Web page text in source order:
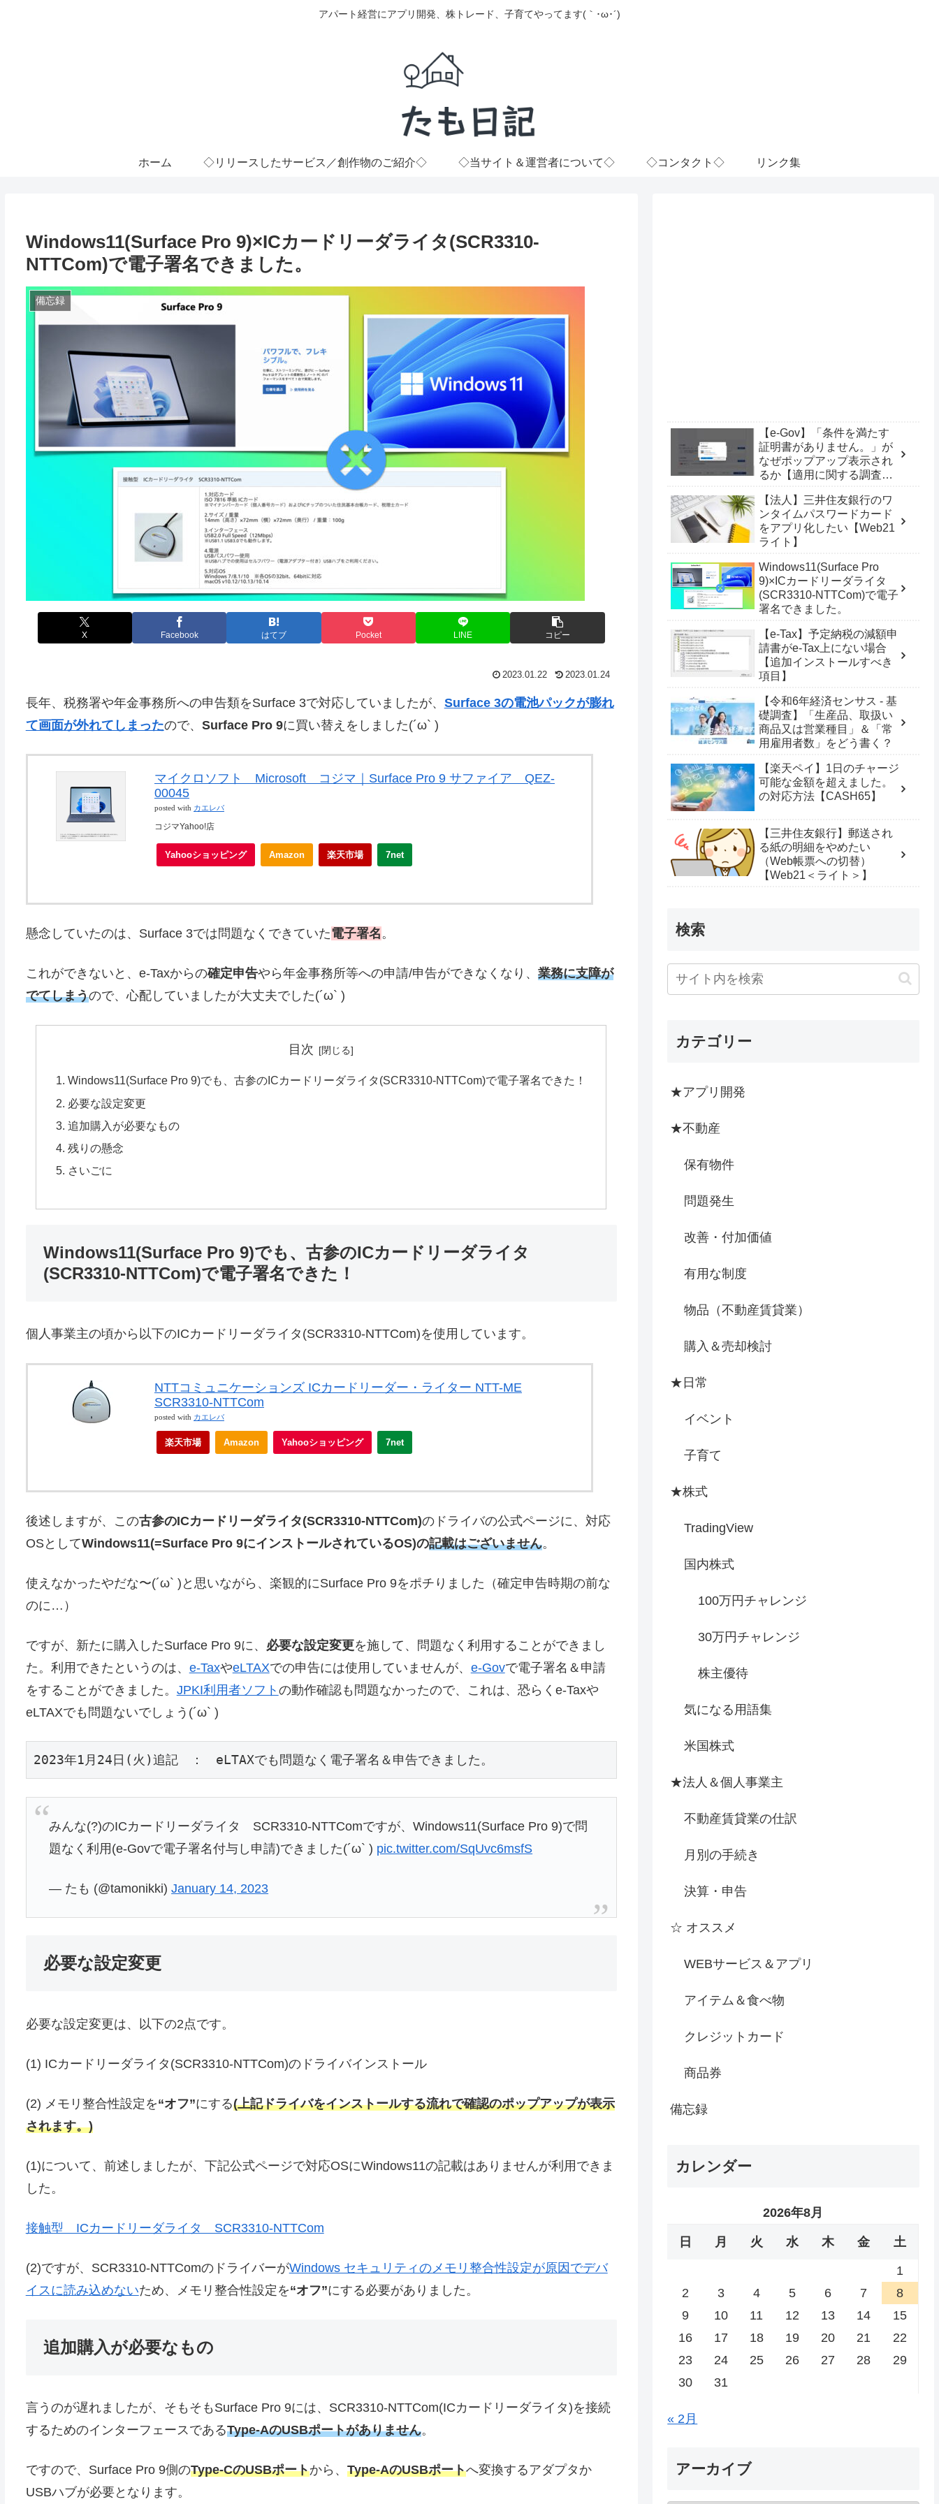
アパート経営にアプリ開発、株トレード、子育てやってます(｀･ω･´)
ホーム ◇リリースしたサービス／創作物のご紹介◇ ◇当サイト＆運営者について◇ ◇コンタクト◇ リンク集
Windows11(Surface Pro 9)×ICカードリーダライタ(SCR3310-
NTTCom)で電子署名できました。
備忘録
X Facebook はてブ Pocket LINE コピー
2023.01.22 2023.01.24
長年、税務署や年金事務所への申告類をSurface 3で対応していましたが、 Surface 3の電池パックが膨れ
て画面が外れてしまったので、 Surface Pro 9に買い替えをしました(´ω` )
マイクロソフト Microsoft コジマ｜Surface Pro 9 サファイア QEZ-
00045
posted with カエレバ
コジマYahoo!店
Yahooショッピング Amazon 楽天市場 7net
懸念していたのは、Surface 3では問題なくできていた電子署名。
これができないと、e-Taxからの確定申告やら年金事務所等への申請/申告ができなくなり、 業務に支障が
でてしまうので、心配していましたが大丈夫でした(´ω` )
目次
Windows11(Surface Pro 9)でも、古参のICカードリーダライタ(SCR3310-NTTCom)で電子署名できた！
必要な設定変更
追加購入が必要なもの
残りの懸念
さいごに
Windows11(Surface Pro 9)でも、古参のICカードリーダライタ
(SCR3310-NTTCom)で電子署名できた！
個人事業主の頃から以下のICカードリーダライタ(SCR3310-NTTCom)を使用しています。
NTTコミュニケーションズ ICカードリーダー・ライター NTT-ME
SCR3310-NTTCom
posted with カエレバ
楽天市場 Amazon Yahooショッピング 7net
後述しますが、この古参のICカードリーダライタ(SCR3310-NTTCom)のドライバの公式ページに、対応
OSとしてWindows11(=Surface Pro 9にインストールされているOS)の記載はございません。
使えなかったやだな〜(´ω` )と思いながら、楽観的にSurface Pro 9をポチりました（確定申告時期の前な
のに…）
ですが、新たに購入したSurface Pro 9に、 必要な設定変更を施して、問題なく利用することができまし
た。利用できたというのは、 e-TaxやeLTAXでの申告には使用していませんが、 e-Govで電子署名＆申請
をすることができました。 JPKI利用者ソフト の動作確認も問題なかったので、これは、恐らくe-Taxや
eLTAXでも問題ないでしょう(´ω` )
2023年1月24日(火)追記　：　eLTAXでも問題なく電子署名＆申告できました。
みんな(?)のICカードリーダライタ SCR3310-NTTComですが、Windows11(Surface Pro 9)で問
題なく利用(e-Govで電子署名付与し申請)できました(´ω` ) pic.twitter.com/SqUvc6msfS
— たも (@tamonikki)January 14, 2023
必要な設定変更
必要な設定変更は、以下の2点です。
(1) ICカードリーダライタ(SCR3310-NTTCom)のドライバインストール
(2) メモリ整合性設定を“オフ”にする(上記ドライバをインストールする流れで確認のポップアップが表示
されます。)
(1)について、前述しましたが、下記公式ページで対応OSにWindows11の記載はありませんが利用できま
した。
接触型 ICカードリーダライタ SCR3310-NTTCom
(2)ですが、SCR3310-NTTComのドライバーがWindows セキュリティのメモリ整合性設定が原因でデバ
イスに読み込めないため、メモリ整合性設定を“オフ”にする必要がありました。
追加購入が必要なもの
言うのが遅れましたが、そもそもSurface Pro 9には、SCR3310-NTTCom(ICカードリーダライタ)を接続
するためのインターフェースであるType-AのUSBポートがありません。
ですので、Surface Pro 9側のType-CのUSBポートから、 Type-AのUSBポートへ変換するアダプタか
USBハブが必要となります。
【e-Gov】「条件を満たす
証明書がありません。」が
なぜポップアップ表示され
るか【適用に関する調査
【法人】三井住友銀行のワ
ンタイムパスワードカード
をアプリ化したい【Web21
ライト】
Windows11(Surface Pro
9)×ICカードリーダライタ
(SCR3310-NTTCom)で電子
署名できました。
【e-Tax】予定納税の減額申
請書がe-Tax上にない場合
【追加インストールすべき
項目】
【令和6年経済センサス - 基
礎調査】「生産品、取扱い
商品又は営業種目」＆「常
用雇用者数」をどう書く？
【楽天ペイ】1日のチャージ
可能な金額を超えました。
の対応方法【CASH65】
【三井住友銀行】郵送され
る紙の明細をやめたい
（Web帳票への切替）
【Web21＜ライト＞】
検索
カテゴリー
★アプリ開発
★不動産
保有物件
問題発生
改善・付加価値
有用な制度
物品（不動産賃貸業）
購入＆売却検討
★日常
イベント
子育て
★株式
TradingView
国内株式
100万円チャレンジ
30万円チャレンジ
株主優待
気になる用語集
米国株式
★法人＆個人事業主
不動産賃貸業の仕訳
月別の手続き
決算・申告
☆ オススメ
WEBサービス＆アプリ
アイテム＆食べ物
クレジットカード
商品券
備忘録
カレンダー
2026年8月
日 月 火 水 木 金 土
1
2
3 4 5 6 7
8
9
10 11 12 13 14
15
16
17 18 19 20 21
22
23
24 25 26 27 28
29
30
31
« 2月
アーカイブ